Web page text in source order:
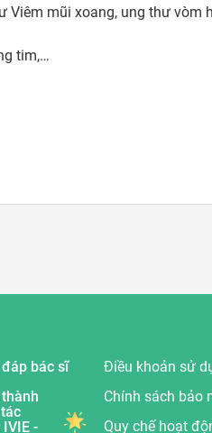
mũi xoang, ung thư vòm
tim,…
bác sĩ
-
Điều khoản sử
Chính sách bảo
Quy chế hoạt